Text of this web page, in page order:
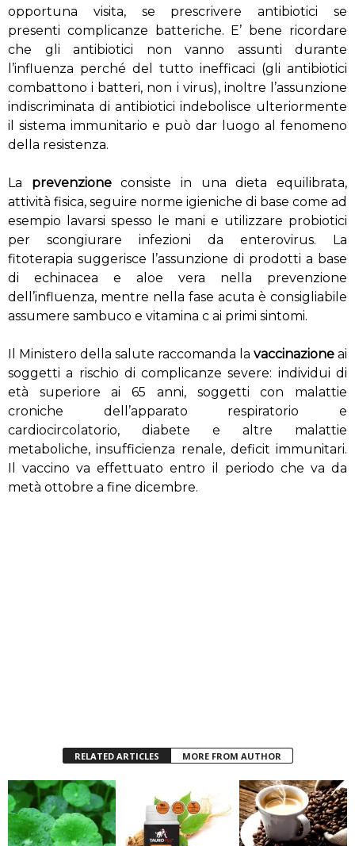
opportuna visita, se prescrivere antibiotici se
presenti complicanze batteriche. E’ bene ricordare
che gli antibiotici non vanno assunti durante
l’influenza perché del tutto inefficaci (gli antibiotici
combattono i batteri, non i virus), inoltre l’assunzione
indiscriminata di antibiotici indebolisce ulteriormente
il sistema immunitario e può dar luogo al fenomeno
della resistenza.
La prevenzioneconsiste in una dieta equilibrata,
attività fisica, seguire norme igieniche di base come ad
esempio lavarsi spesso le mani e utilizzare probiotici
per scongiurare infezioni da enterovirus. La
fitoterapia suggerisce l’assunzione di prodotti a base
di echinacea e aloe vera nella prevenzione
dell’influenza, mentre nella fase acuta è consigliabile
assumere sambuco e vitamina c ai primi sintomi.
Il Ministero della salute raccomanda la vaccinazione ai
soggetti a rischio di complicanze severe: individui di
età superiore ai 65 anni, soggetti con malattie
croniche dell’apparato respiratorio e
cardiocircolatorio, diabete e altre malattie
metaboliche, insufficienza renale, deficit immunitari.
Il vaccino va effettuato entro il periodo che va da
metà ottobre a fine dicembre.
RELATED ARTICLES MORE FROM AUTHOR